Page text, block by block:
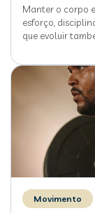
Manter o corpo
esforço,
que evoluir
Movimento